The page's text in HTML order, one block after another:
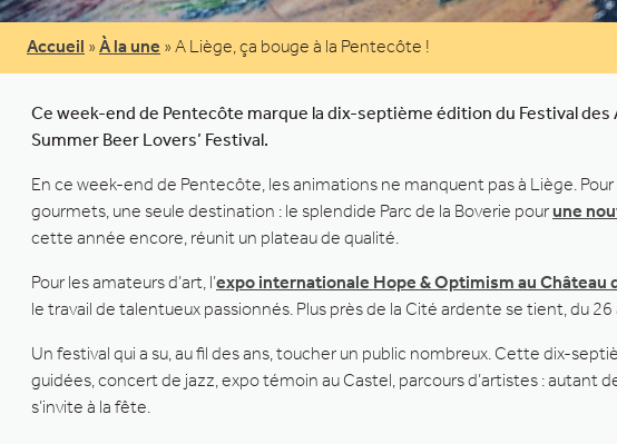
Accueil » À la une » A Liège, ça bouge à la Pentecôte !
Ce week-end de Pentecôte marque la dix-septième édition du Festival
Summer Beer Lovers’ Festival.
En ce week-end de Pentecôte, les animations ne manquent pas à Liège.
gourmets, une seule destination : le splendide Parc de la Boverie pour une
cette année encore, réunit un plateau de qualité.
Pour les amateurs d’art, l’expo internationale Hope & Optimism au Château
le travail de talentueux passionnés. Plus près de la Cité ardente se tient, du
Un festival qui a su, au fil des ans, toucher un public nombreux. Cette dix-
guidées, concert de jazz, expo témoin au Castel, parcours d’artistes : autant
s’invite à la fête.